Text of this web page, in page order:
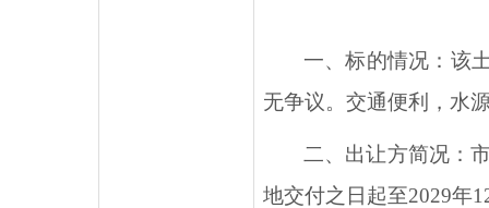
一、标的情况：该
无争议。交通便利，水
二、出让方简况：
地交付之日起至2029年